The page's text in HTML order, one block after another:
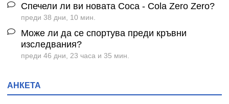
Спечели ли ви новата Coca - Cola Zero Zero?
преди 38 дни, 10 мин.
Може ли да се спортува преди кръвни
изследвания?
преди 46 дни, 23 часа и 35 мин.
АНКЕТА